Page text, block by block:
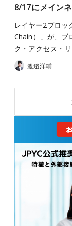
8/17にメイン
レイヤー2ブロッ
Chain）」が、ブ
ク・アクセス・
渡邉洋輔